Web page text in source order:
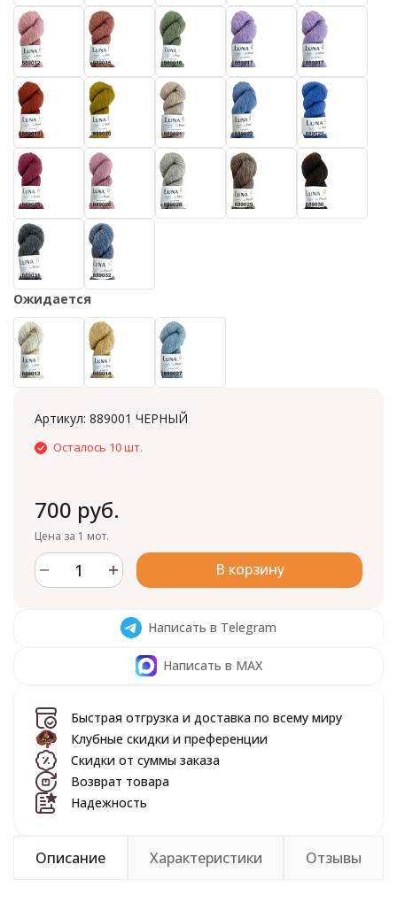
Ожидается
Артикул: 889001 ЧЕРНЫЙ
Осталось 10 шт.
700 руб.
Цена за 1 мот.
В корзину
Написать в Telegram
Написать в MAX
Быстрая отгрузка и доставка по всему миру
Клубные скидки и преференции
Скидки от суммы заказа
Возврат товара
Надежность
Описание Характеристики Отзывы